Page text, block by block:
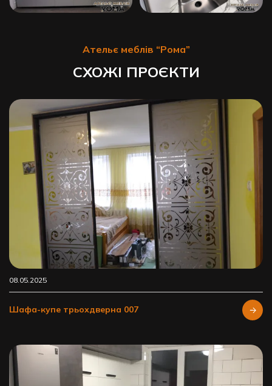
Ательє меблів “Рома”
СХОЖІ ПРОЄКТИ
08.05.2025
Шафа-купе трьохдверна 007